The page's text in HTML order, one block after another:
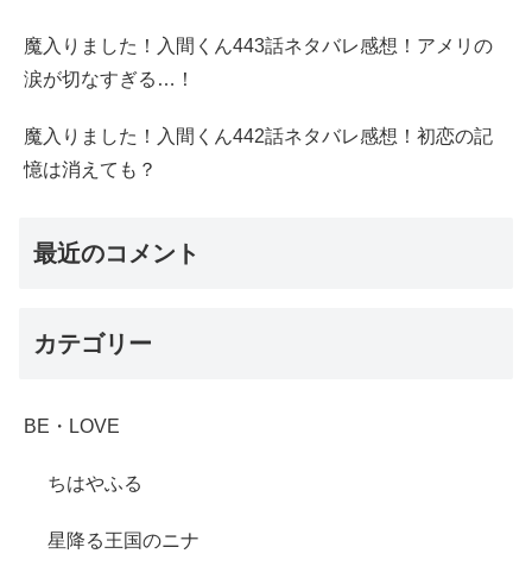
魔入りました！入間くん443話ネタバレ感想！アメリの
涙が切なすぎる…！
魔入りました！入間くん442話ネタバレ感想！初恋の記
憶は消えても？
最近のコメント
カテゴリー
BE・LOVE
ちはやふる
星降る王国のニナ